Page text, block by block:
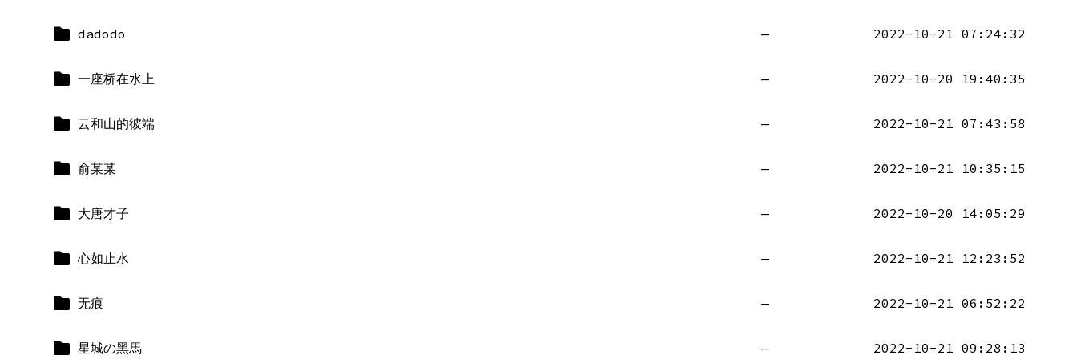
dadodo — 2022-10-21 07:24:32
一座桥在水上 — 2022-10-20 19:40:35
云和山的彼端 — 2022-10-21 07:43:58
俞某某 — 2022-10-21 10:35:15
大唐才子 — 2022-10-20 14:05:29
心如止水 — 2022-10-21 12:23:52
无痕 — 2022-10-21 06:52:22
星城の黑馬 — 2022-10-21 09:28:13